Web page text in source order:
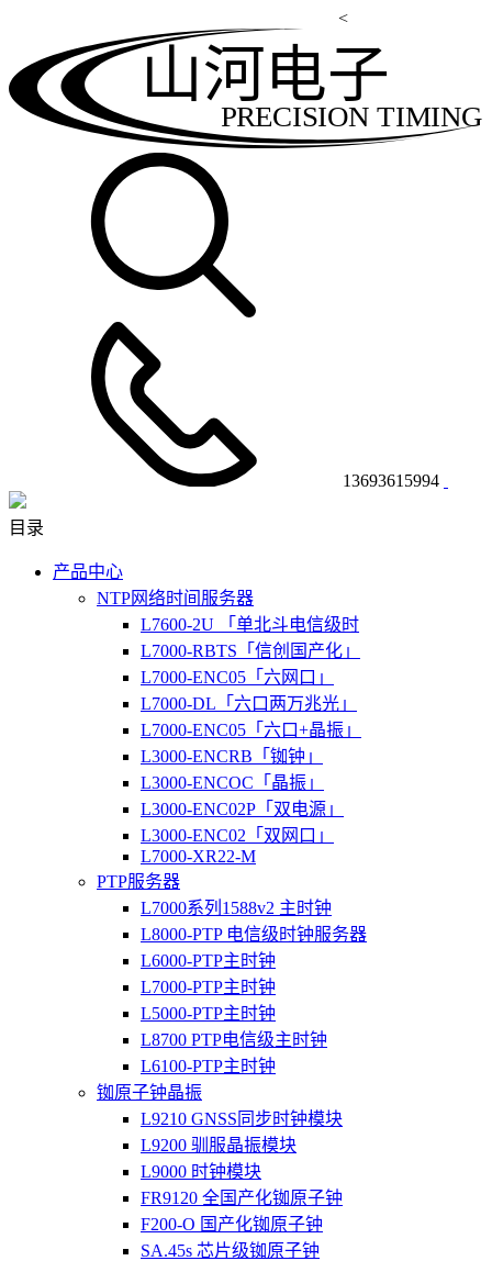
<
PRECISION TIMING
山河电子
13693615994
目录
产品中心
NTP网络时间服务器
L7600-2U 「单北斗电信级时
L7000-RBTS「信创国产化」
L7000-ENC05「六网口」
L7000-DL「六口两万兆光」
L7000-ENC05「六口+晶振」
L3000-ENCRB「铷钟」
L3000-ENCOC「晶振」
L3000-ENC02P「双电源」
L3000-ENC02「双网口」
L7000-XR22-M
PTP服务器
L7000系列1588v2 主时钟
L8000-PTP 电信级时钟服务器
L6000-PTP主时钟
L7000-PTP主时钟
L5000-PTP主时钟
L8700 PTP电信级主时钟
L6100-PTP主时钟
铷原子钟晶振
L9210 GNSS同步时钟模块
L9200 驯服晶振模块
L9000 时钟模块
FR9120 全国产化铷原子钟
F200-O 国产化铷原子钟
SA.45s 芯片级铷原子钟